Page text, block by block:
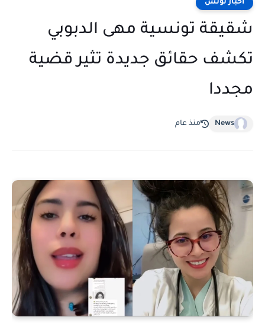
أخبار تونس
شقيقة تونسية مهى الدبوبي
تكشف حقائق جديدة تثير قضية
مجددا
News منذ عام